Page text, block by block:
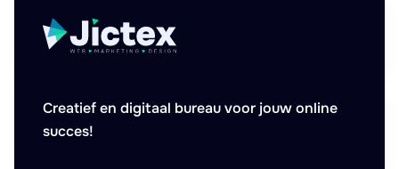
Creatief en digitaal bureau voor jouw online
succes!